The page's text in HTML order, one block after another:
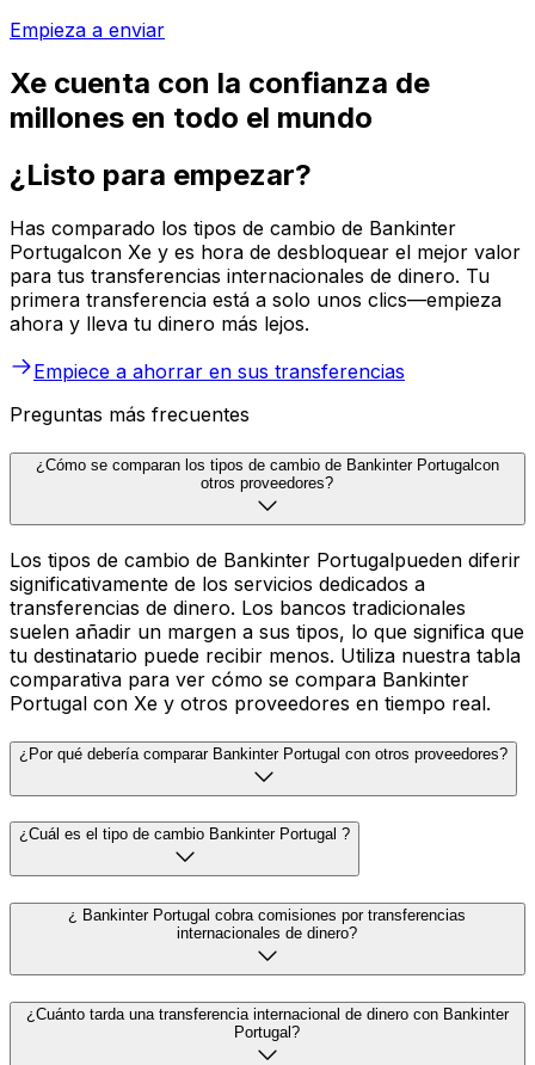
Empieza a enviar
Xe cuenta con la confianza de
millones en todo el mundo
¿Listo para empezar?
Has comparado los tipos de cambio de Bankinter
Portugalcon Xe y es hora de desbloquear el mejor valor
para tus transferencias internacionales de dinero. Tu
primera transferencia está a solo unos clics—empieza
ahora y lleva tu dinero más lejos.
Empiece a ahorrar en sus transferencias
Preguntas más frecuentes
¿Cómo se comparan los tipos de cambio de Bankinter Portugalcon
otros proveedores?
Los tipos de cambio de Bankinter Portugalpueden diferir
significativamente de los servicios dedicados a
transferencias de dinero. Los bancos tradicionales
suelen añadir un margen a sus tipos, lo que significa que
tu destinatario puede recibir menos. Utiliza nuestra tabla
comparativa para ver cómo se compara Bankinter
Portugal con Xe y otros proveedores en tiempo real.
¿Por qué debería comparar Bankinter Portugal con otros proveedores?
¿Cuál es el tipo de cambio Bankinter Portugal ?
¿ Bankinter Portugal cobra comisiones por transferencias
internacionales de dinero?
¿Cuánto tarda una transferencia internacional de dinero con Bankinter
Portugal?